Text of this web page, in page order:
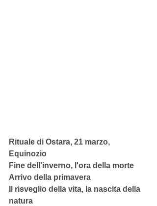
Rituale di Ostara, 21 marzo,
Equinozio
Fine dell'inverno, l'ora della morte
Arrivo della primavera
Il risveglio della vita, la nascita della
natura